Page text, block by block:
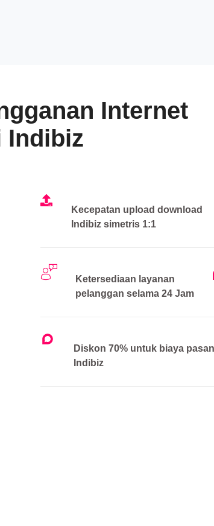
Internet
Indibiz
Kecepatan upload download
Indibiz simetris 1:1
Ketersediaan layanan
pelanggan selama 24 Jam
Diskon 70% untuk biaya
Indibiz